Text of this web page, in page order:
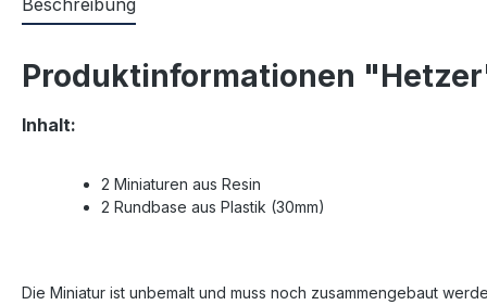
Beschreibung
Produktinformationen
Inhalt:
2 Miniaturen aus Resin
2 Rundbase aus Plastik (30mm)
Die Miniatur ist unbemalt und muss noch zusammengebaut